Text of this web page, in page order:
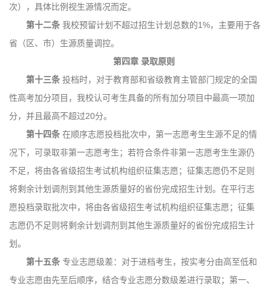
次），具体比例视生源情况而定。
第十二条 我校预留计划不超过招生计划总数的1%，主要用于各
省（区、市）生源质量调控。
第四章 录取原则
第十三条 投档时，对于教育部和省级教育主管部门规定的全国
性高考加分项目，我校认可考生具备的所有加分项目中最高一项加
分，并且最高不超过20分。
第十四条 在顺序志愿投档批次中，第一志愿考生生源不足的情
况下，可录取非第一志愿考生；若符合条件非第一志愿考生生源仍
不足，将由各省级招生考试机构组织征集志愿；征集志愿仍不足则
将剩余计划调剂到其他生源质量好的省份完成招生计划。在平行志
愿投档录取批次中，将由各省级招生考试机构组织征集志愿；征集
志愿仍不足则将剩余计划调剂到其他生源质量好的省份完成招生计
划。
第十五条 专业志愿级差：对于进档考生，按实考分由高至低和
专业志愿由先至后顺序，结合专业志愿分数级差进行录取；第一、